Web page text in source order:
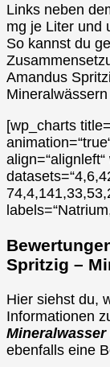
Links neben
mg je Liter und
So kannst du
Amandus
[wp_charts
align=“alignleft“
Spritzig –
Hier siehst du,
Informationen
ebenfalls eine